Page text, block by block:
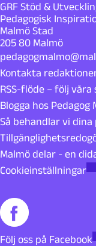
GRF Stöd &
Pedagogisk
Malmö Stad
205 80 Malmö
Kontakta
RSS-flöde – följ
Blogga hos Pedagog
Så behandlar vi
Malmö delar - en
Cookieinställningar
Följ oss på Facebook